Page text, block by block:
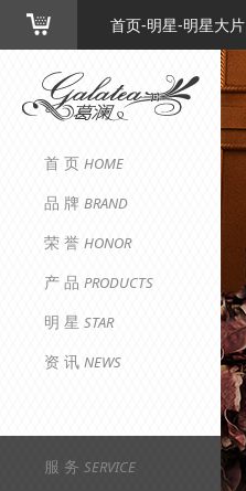
首页-明星-明星大片
首 页 HOME
品 牌 BRAND
荣 誉 HONOR
产 品 PRODUCTS
明 星 STAR
资 讯 NEWS
服 务 SERVICE